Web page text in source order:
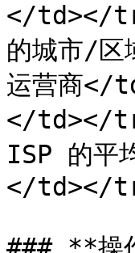
</td></
的城市/
运营商</
</td></
ISP 的平
</td></